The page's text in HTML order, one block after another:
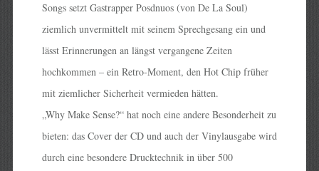
Songs setzt Gastrapper Posdnuos (von De La Soul)
ziemlich unvermittelt mit seinem Sprechgesang ein und
lässt Erinnerungen an längst vergangene Zeiten
hochkommen – ein Retro-Moment, den Hot Chip früher
mit ziemlicher Sicherheit vermieden hätten.
„Why Make Sense?“ hat noch eine andere Besonderheit zu
bieten: das Cover der CD und auch der Vinylausgabe wird
durch eine besondere Drucktechnik in über 500